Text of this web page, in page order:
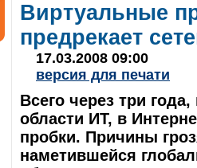
Виртуальные
предрекает
17.03.2008 09:00
версия для печати
Всего через три
области ИТ, в
пробки. Причины
наметившейся